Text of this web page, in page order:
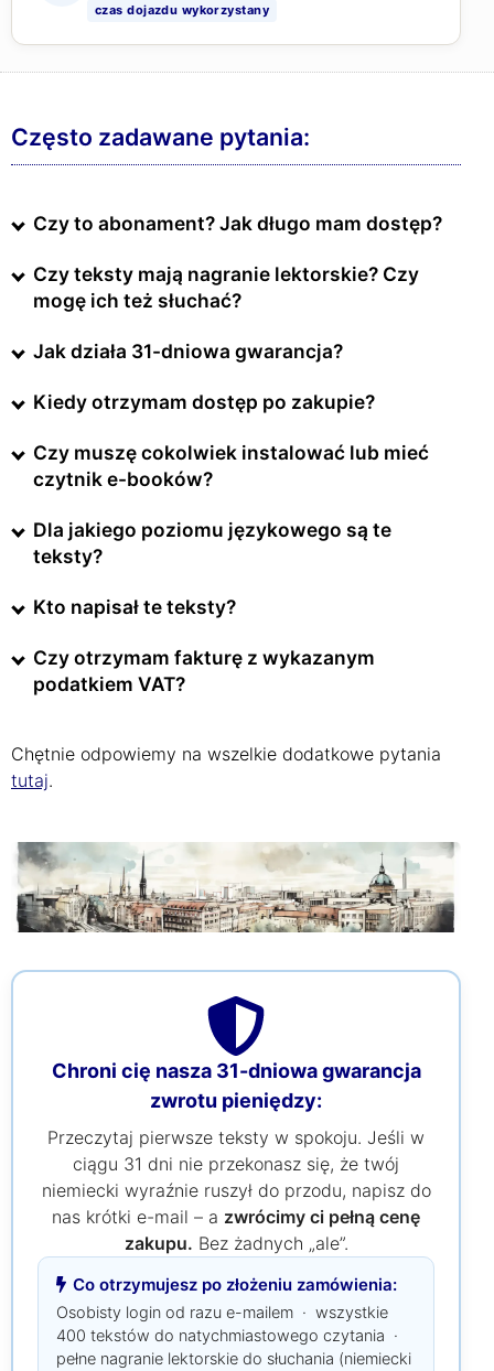
czas dojazdu wykorzystany
Często zadawane pytania:
Czy to abonament? Jak długo mam dostęp?
Czy teksty mają nagranie lektorskie? Czy
mogę ich też słuchać?
Jak działa 31-dniowa gwarancja?
Kiedy otrzymam dostęp po zakupie?
Czy muszę cokolwiek instalować lub mieć
czytnik e-booków?
Dla jakiego poziomu językowego są te
teksty?
Kto napisał te teksty?
Czy otrzymam fakturę z wykazanym
podatkiem VAT?
Chętnie odpowiemy na wszelkie dodatkowe pytania
tutaj.
Chroni cię nasza 31-dniowa gwarancja
zwrotu pieniędzy:
Przeczytaj pierwsze teksty w spokoju. Jeśli w
ciągu 31 dni nie przekonasz się, że twój
niemiecki wyraźnie ruszył do przodu, napisz do
nas krótki e-mail – a zwrócimy ci pełną cenę
zakupu. Bez żadnych „ale”.
Co otrzymujesz po złożeniu zamówienia:
Osobisty login od razu e-mailem · wszystkie
400 tekstów do natychmiastowego czytania ·
pełne nagranie lektorskie do słuchania (niemiecki